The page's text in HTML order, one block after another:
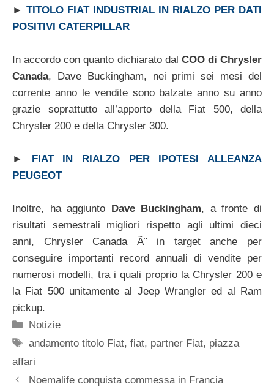
► TITOLO FIAT INDUSTRIAL IN RIALZO PER DATI
POSITIVI CATERPILLAR
In accordo con quanto dichiarato dal COO di Chrysler
Canada, Dave Buckingham, nei primi sei mesi del
corrente anno le vendite sono balzate anno su anno
grazie soprattutto all’apporto della Fiat 500, della
Chrysler 200 e della Chrysler 300.
► FIAT IN RIALZO PER IPOTESI ALLEANZA
PEUGEOT
Inoltre, ha aggiunto Dave Buckingham, a fronte di
risultati semestrali migliori rispetto agli ultimi dieci
anni, Chrysler Canada Ã¨ in target anche per
conseguire importanti record annuali di vendite per
numerosi modelli, tra i quali proprio la Chrysler 200 e
la Fiat 500 unitamente al Jeep Wrangler ed al Ram
pickup.
Categorie
Notizie
Tag
andamento titolo Fiat,fiat, partner Fiat, piazza
affari
Noemalife conquista commessa in Francia